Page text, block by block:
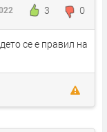
3 0
се е правил на